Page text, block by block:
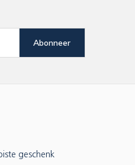
Abonneer
geschenk